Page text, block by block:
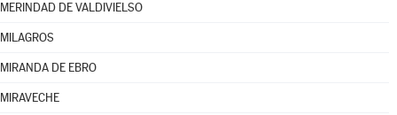
MERINDAD DE VALDIVIELSO
MILAGROS
MIRANDA DE EBRO
MIRAVECHE